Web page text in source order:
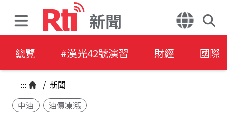
新聞
總覽 #漢光42號演習 財經 國際
::: / 新聞
中油
油價凍漲